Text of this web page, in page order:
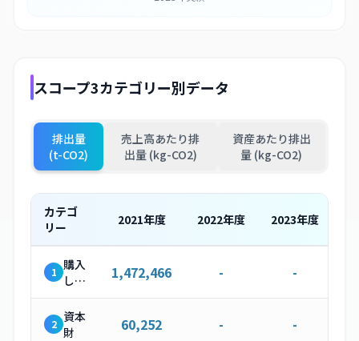
スコープ3カテゴリー別データ
排出量
(t-CO2)
売上高あたり排
出量 (kg-CO2)
資産あたり排出
量 (kg-CO2)
カテゴ
リー
2021年度 2022年度 2023年度
1 購入
した
製
品・
サー
1,472,466 - -
2 資本
財
60,252 - -